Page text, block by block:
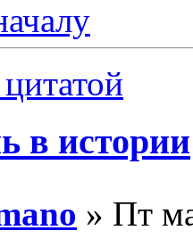
в истории
» Пт